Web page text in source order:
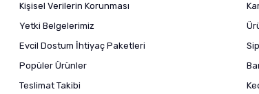
Kişisel Verilerin Korunması
Yetki Belgelerimiz
Evcil Dostum İhtiyaç Paketleri
Popüler Ürünler
Teslimat Takibi